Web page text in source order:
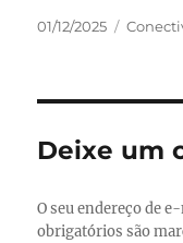
Publicado
01/12/2025
Deixe um
O seu endereço de
obrigatórios são